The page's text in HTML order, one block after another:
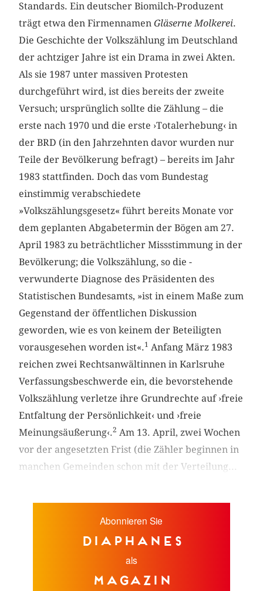
Standards. Ein deutscher Biomilch-Produzent
trägt etwa den FirmennamenGläserne Molkerei.
Die Geschichte der Volkszählung im Deutschland
der achtziger Jahre ist ein Drama in zwei Akten.
Als sie 1987 unter massiven Protesten
durchgeführt wird, ist dies bereits der zweite
Versuch; ursprünglich sollte die Zählung – die
erste nach 1970 und die erste ›Totalerhebung‹ in
der BRD (in den Jahrzehnten davor wurden nur
Teile der Bevölkerung befragt) – bereits im Jahr
1983 stattfinden. Doch das vom Bundestag
einstimmig verabschiedete
»Volkszählungsgesetz« führt bereits Monate vor
dem geplanten Abgabetermin der Bögen am 27.
April 1983 zu beträchtlicher Missstimmung in der
Bevölkerung; die Volkszählung, so die ­
verwunderte Diagnose des Präsidenten des
Statistischen Bundesamts, »ist in einem Maße zum
Gegenstand der öffentlichen Diskussion
geworden, wie es von keinem der Beteiligten
vorausgesehen worden ist«.1 Anfang März 1983
reichen zwei Rechtsanwältinnen in Karlsruhe
Verfassungsbeschwerde ein, die bevorstehende
Volkszählung verletze ihre Grundrechte auf ›freie
Entfaltung der Persönlichkeit‹ und ›freie
Meinungsäußerung‹.2 Am 13. April, zwei Wochen
vor der angesetzten Frist (die Zähler beginnen in
manchen Gemeinden schon mit der Verteilung...
Abonnieren Sie
diaphanes
als
Magazin